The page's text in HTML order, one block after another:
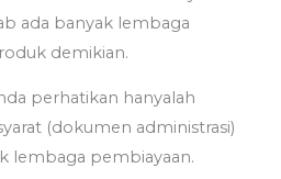
ada banyak lembaga
demikian.
perhatikan hanyalah
(dokumen administrasi)
lembaga pembiayaan.